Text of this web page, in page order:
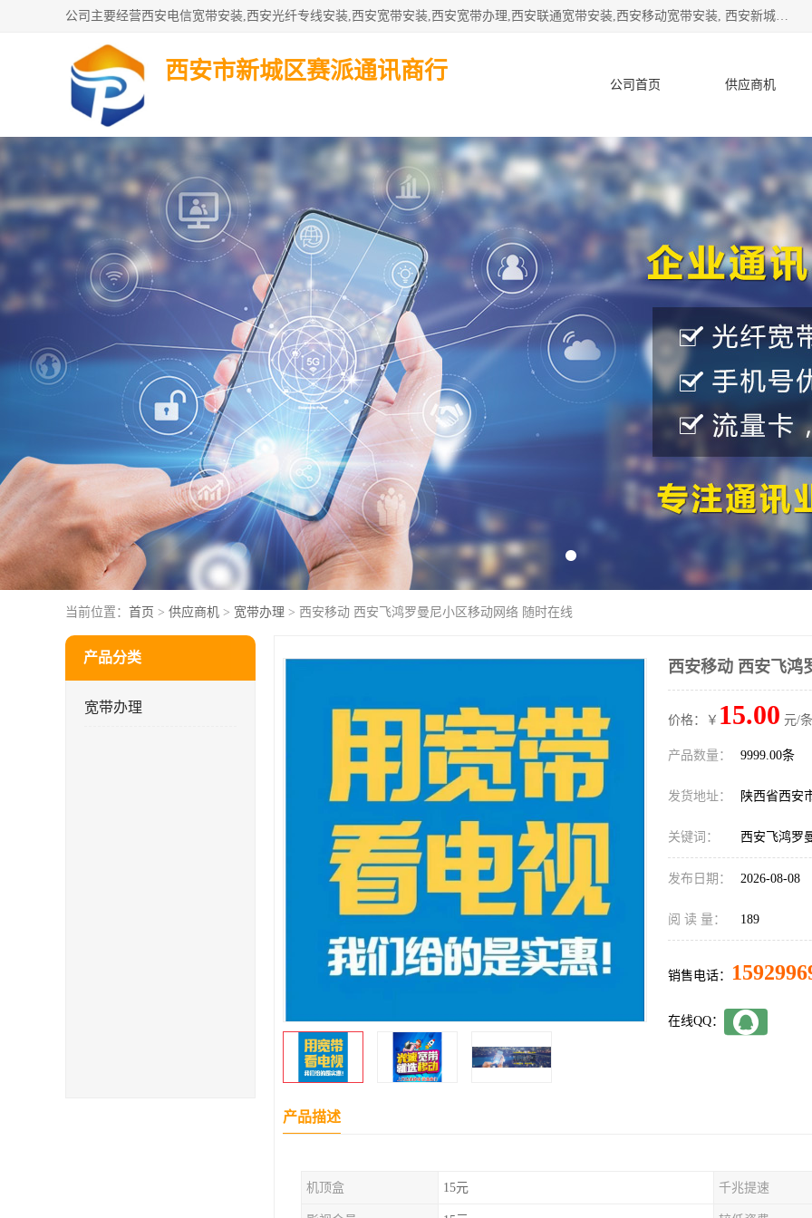
公司主要经营西安电信宽带安装,西安光纤专线安装,西安宽带安装,西安宽带办理,西安联通宽带安装,西安移动宽带安装, 西安新城赛派通讯商行从事西安地区的联通，移动，电信宽带安装，光纤专线安装，宽带办理等业务
西安市新城区赛派通讯商行
公司首页 供应商机
产品知识 客户案例
当前位置： 首页 > 供应商机 > 宽带办理 > 西安移动 西安飞鸿罗曼尼小区移动网络 随时在线
产品分类
宽带办理
西安移动 西安飞鸿
价格：￥ 15.00 元/
产品数量： 9999.00条
发货地址： 陕西省西安
关键词： 西安飞鸿罗
发布日期： 2026-08-08
阅 读 量： 189
销售电话：
在线QQ：
产品描述
机顶盒 15元 千兆提速